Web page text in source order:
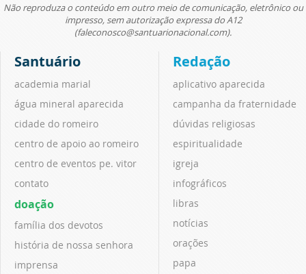
Não reproduza o conteúdo em outro meio de comunicação, eletrônico ou
impresso, sem autorização expressa do A12
(faleconosco@santuarionacional.com).
Santuário
academia marial
água mineral aparecida
cidade do romeiro
centro de apoio ao romeiro
centro de eventos pe. vitor
contato
doação
família dos devotos
história de nossa senhora
imprensa
Redação
aplicativo aparecida
campanha da fraternidade
dúvidas religiosas
espiritualidade
igreja
infográficos
libras
notícias
orações
papa